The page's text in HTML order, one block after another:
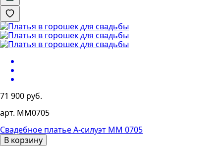
71 900 руб.
арт. ММ0705
Свадебное платье А-силуэт ММ 0705
В корзину